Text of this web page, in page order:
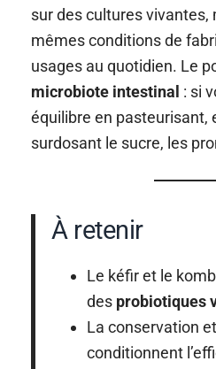
sur des cultures vivantes,
mêmes conditions de
usages au quotidien. Le
microbiote intestinal : si
équilibre en pasteurisant,
surdosant le sucre, les
À retenir
Le kéfir et le
des probiotiques
La conservation et
conditionnent